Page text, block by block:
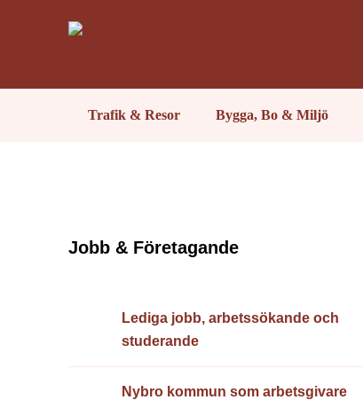
Trafik & Resor Bygga, Bo & Miljö
Jobb & Företagande
Lediga jobb, arbetssökande och
studerande
Nybro kommun som arbetsgivare